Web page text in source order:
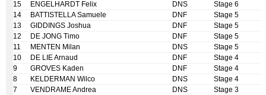
15
ENGELHARDT Felix DNS
Stage 6
14
BATTISTELLA Samuele DNF
Stage 5
13
GIDDINGS Joshua DNF
Stage 5
12
DE JONG Timo DNF
Stage 5
11
MENTEN Milan DNS
Stage 5
10
DE LIE Arnaud DNF
Stage 4
9
GROVES Kaden DNF
Stage 4
8
KELDERMAN Wilco DNS
Stage 4
7
VENDRAME Andrea DNS
Stage 3